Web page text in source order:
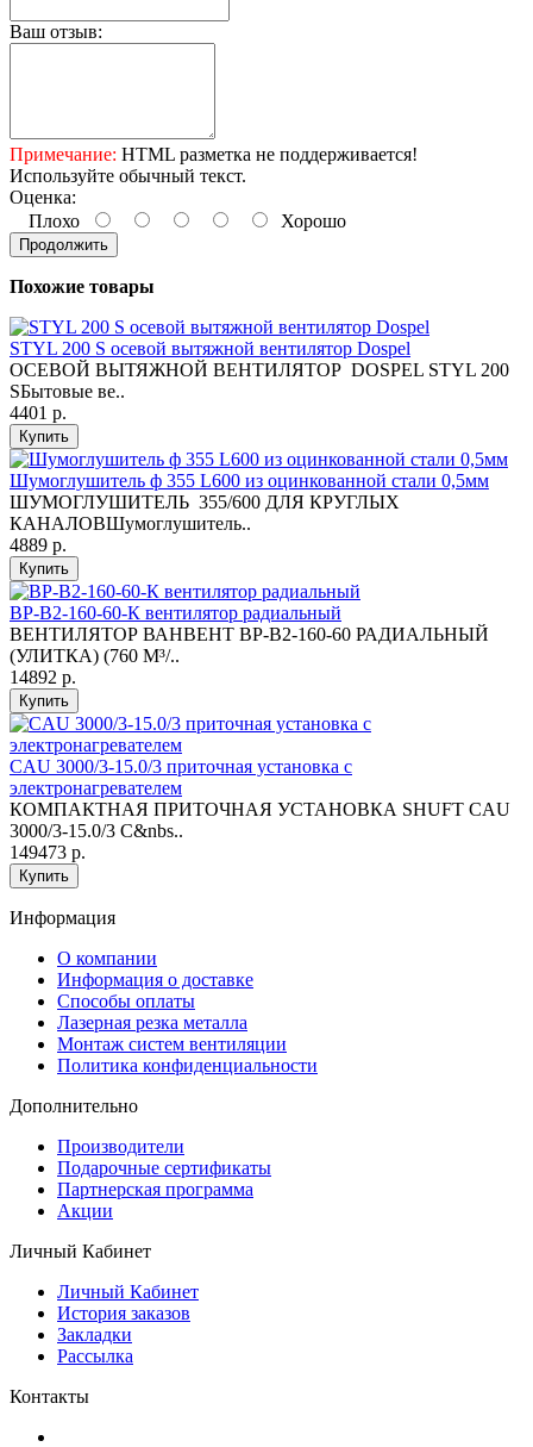
Ваш отзыв:
Примечание: HTML разметка не поддерживается!
Используйте обычный текст.
Оценка:
Плохо
Хорошо
Продолжить
Похожие товары
STYL 200 S осевой вытяжной вентилятор Dospel
ОСЕВОЙ ВЫТЯЖНОЙ ВЕНТИЛЯТОР DOSPEL STYL 200
SБытовые ве..
4401 р.
Купить
Шумоглушитель ф 355 L600 из оцинкованной стали 0,5мм
ШУМОГЛУШИТЕЛЬ 355/600 ДЛЯ КРУГЛЫХ
КАНАЛОВШумоглушитель..
4889 р.
Купить
ВР-В2-160-60-К вентилятор радиальный
ВЕНТИЛЯТОР ВАНВЕНТ ВР-В2-160-60 РАДИАЛЬНЫЙ
(УЛИТКА) (760 M³/..
14892 р.
Купить
CAU 3000/3-15.0/3 приточная установка с
электронагревателем
КОМПАКТНАЯ ПРИТОЧНАЯ УСТАНОВКА SHUFT CAU
3000/3-15.0/3 С&nbs..
149473 р.
Купить
Информация
O компании
Информация о доставке
Способы оплаты
Лазерная резка металла
Монтаж систем вентиляции
Политика конфиденциальности
Дополнительно
Производители
Подарочные сертификаты
Партнерская программа
Акции
Личный Кабинет
Личный Кабинет
История заказов
Закладки
Рассылка
Контакты